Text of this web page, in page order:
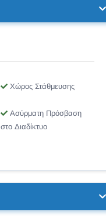
Χώρος Στάθμευσης
Ασύρματη Πρόσβαση
στο Διαδίκτυο